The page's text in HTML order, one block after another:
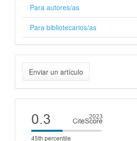
Para autores/as
Para bibliotecarios/as
Enviar
un
artículo
Enviar un artículo
Cite
score